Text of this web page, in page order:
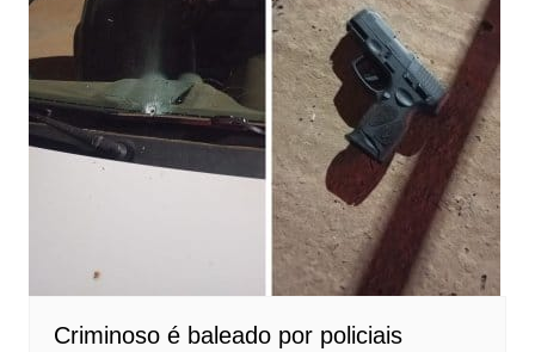
Criminoso é baleado por policiais